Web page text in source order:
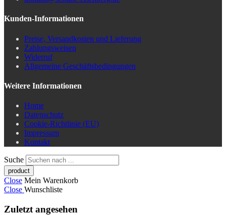
Kunden-Informationen
Preise, Versandkosten und Lieferung
Zahlungsweisen
Widerruf
Allgemeine Geschäftsbedingungen
Weitere Informationen
Home
Datenschutz
Cookie-Richtlinie (EU)
Impressum
Kontakt
Suche
Close Mein Warenkorb
Close Wunschliste
Zuletzt angesehen